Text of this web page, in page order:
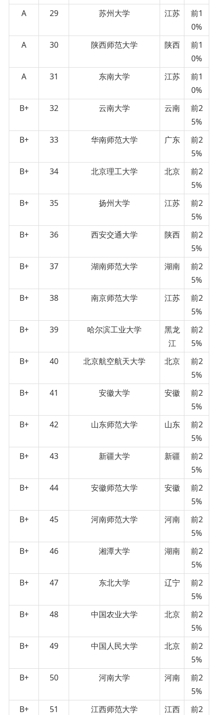
A
29 苏州大学 江苏
前1
0%
A
30 陕西师范大学 陕西
前1
0%
A
31 东南大学 江苏
前1
0%
B+
32 云南大学 云南
前2
5%
B+
33 华南师范大学 广东
前2
5%
B+
34 北京理工大学 北京
前2
5%
B+
35 扬州大学 江苏
前2
5%
B+
36 西安交通大学 陕西
前2
5%
B+
37 湖南师范大学 湖南
前2
5%
B+
38 南京师范大学 江苏
前2
5%
B+
39 哈尔滨工业大学
黑龙
江
前2
5%
B+
40 北京航空航天大学 北京
前2
5%
B+
41 安徽大学 安徽
前2
5%
B+
42 山东师范大学 山东
前2
5%
B+
43 新疆大学 新疆
前2
5%
B+
44 安徽师范大学 安徽
前2
5%
B+
45 河南师范大学 河南
前2
5%
B+
46 湘潭大学 湖南
前2
5%
B+
47 东北大学 辽宁
前2
5%
B+
48 中国农业大学 北京
前2
5%
B+
49 中国人民大学 北京
前2
5%
B+
50 河南大学 河南
前2
5%
B+
51 江西师范大学 江西
前2